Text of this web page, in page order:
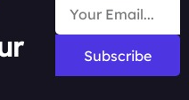
Subscribe